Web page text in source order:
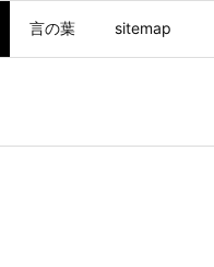
言の葉 sitemap